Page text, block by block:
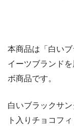
本商品は「白い
イーツブランド
ボ商品です。
白いブラックサ
ト入りチョコフ